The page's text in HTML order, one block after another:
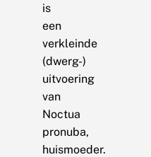
is
een
verkleinde
(dwerg-)
uitvoering
van
Noctua
pronuba,
huismoeder.